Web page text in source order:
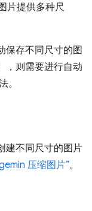
片提供多种尺
保存不同尺寸的图
，则需要进行自动
。
建不同尺寸的图片
压缩图片”。